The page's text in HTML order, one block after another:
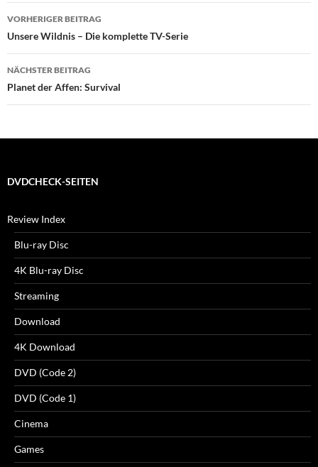
Beitragsnavigation
VORHERIGER BEITRAG
Unsere Wildnis – Die komplette TV-Serie
NÄCHSTER BEITRAG
Planet der Affen: Survival
DVDCHECK-SEITEN
Review Index
Blu-ray Disc
4K Blu-ray Disc
Streaming
Download
4K Download
DVD (Code 2)
DVD (Code 1)
Cinema
Games